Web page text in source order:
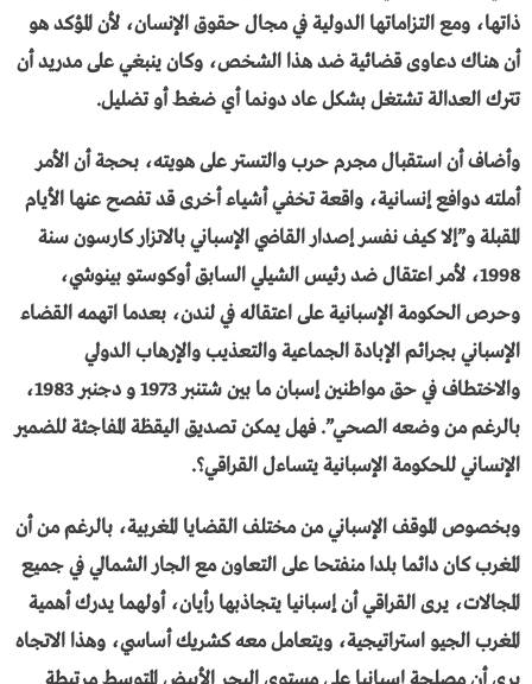
ذاتها، ومع التزاماتها الدولية في مجال حقوق الإنسان، لأن المؤكد هو
أن هناك دعاوى قضائية ضد هذا الشخص، وكان ينبغي على مدريد أن
تترك العدالة تشتغل بشكل عاد دونما أي ضغط أو تضليل.
وأضاف أن استقبال مجرم حرب والتستر على هويته، بحجة أن الأمر
أملته دوافع إنسانية، واقعة تخفي أشياء أخرى قد تفصح عنها الأيام
المقبلة و”إلا كيف نفسر إصدار القاضي الإسباني بالاتزار كارسون سنة
1998، لأمر اعتقال ضد رئيس الشيلي السابق أوكوستو بينوشي،
وحرص الحكومة الإسبانية على اعتقاله في لندن، بعدما اتهمه القضاء
الإسباني بجرائم الإبادة الجماعية والتعذيب والإرهاب الدولي
والاختطاف في حق مواطنين إسبان ما بين شتنبر 1973 و دجنبر 1983،
بالرغم من وضعه الصحي”. فهل يمكن تصديق اليقظة المفاجئة للضمير
الإنساني للحكومة الإسبانية يتساءل القراقي؟.
وبخصوص الموقف الإسباني من مختلف القضايا المغربية، بالرغم من أن
المغرب كان دائما بلدا منفتحا على التعاون مع الجار الشمالي في جميع
المجالات، يرى القراقي أن إسبانيا يتجاذبها رأيان، أولهما يدرك أهمية
المغرب الجيو استراتيجية، ويتعامل معه كشريك أساسي، وهذا الاتجاه